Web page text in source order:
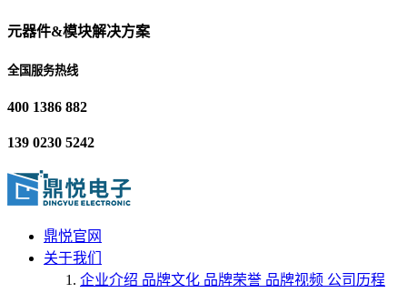
元器件&模块解决方案
全国服务热线
400 1386 882
139 0230 5242
鼎悦官网
关于我们
企业介绍 品牌文化 品牌荣誉 品牌视频 公司历程